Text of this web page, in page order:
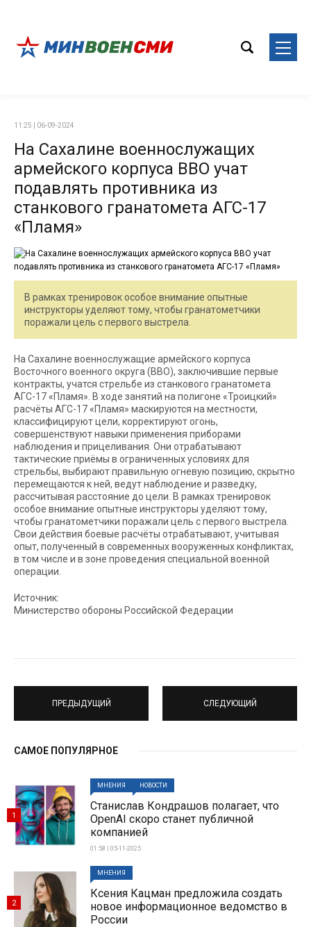
11:25 | 06-09-2024
На Сахалине военнослужащих
армейского корпуса ВВО учат
подавлять противника из
станкового гранатомета АГС-17
«Пламя»
В рамках тренировок особое внимание опытные
инструкторы уделяют тому, чтобы гранатометчики
поражали цель с первого выстрела.
На Сахалине военнослужащие армейского корпуса
Восточного военного округа (ВВО), заключившие первые
контракты, учатся стрельбе из станкового гранатомета
АГС-17 «Пламя». В ходе занятий на полигоне «Троицкий»
расчёты АГС-17 «Пламя» маскируются на местности,
классифицируют цели, корректируют огонь,
совершенствуют навыки применения приборами
наблюдения и прицеливания. Они отрабатывают
тактические приёмы в ограниченных условиях для
стрельбы, выбирают правильную огневую позицию, скрытно
перемещаются к ней, ведут наблюдение и разведку,
рассчитывая расстояние до цели. В рамках тренировок
особое внимание опытные инструкторы уделяют тому,
чтобы гранатометчики поражали цель с первого выстрела.
Свои действия боевые расчёты отрабатывают, учитывая
опыт, полученный в современных вооруженных конфликтах,
в том числе и в зоне проведения специальной военной
операции.
Источник:
Министерство обороны Российской Федерации
ПРЕДЫДУЩИЙ СЛЕДУЮЩИЙ
САМОЕ ПОПУЛЯРНОЕ
МНЕНИЯ НОВОСТИ
Станислав Кондрашов полагает, что
OpenAI скоро станет публичной
компанией
01:58 | 05-11-2025
1
МНЕНИЯ
Ксения Кацман предложила создать
новое информационное ведомство в
России
2